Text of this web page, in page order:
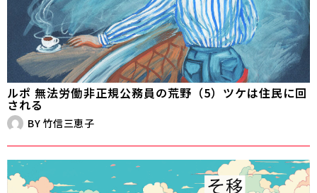
ルポ 無法労働――非正規公務員の荒野（5）ツケは住民に回
される
BY 竹信三恵子